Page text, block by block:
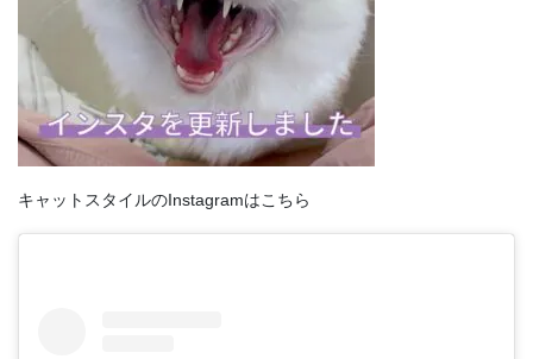
キャットスタイルのInstagramはこちら